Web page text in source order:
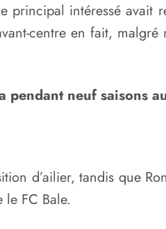
principal intéressé avait
centre en fait, malgré
neuf saisons
d’ailier, tandis que
FC Bale.